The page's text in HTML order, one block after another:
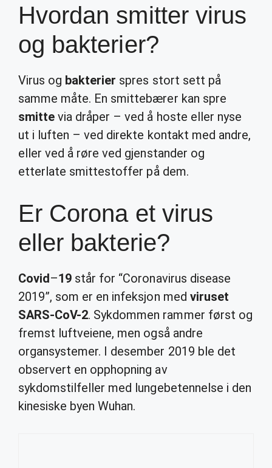
Hvordan smitter virus
og bakterier?
Virus og bakterier spres stort sett på
samme måte. En smittebærer kan spre
smitte via dråper – ved å hoste eller nyse
ut i luften – ved direkte kontakt med andre,
eller ved å røre ved gjenstander og
etterlate smittestoffer på dem.
Er Corona et virus
eller bakterie?
Covid–19 står for “Coronavirus disease
2019”, som er en infeksjon med viruset
SARS-CoV-2. Sykdommen rammer først og
fremst luftveiene, men også andre
organsystemer. I desember 2019 ble det
observert en opphopning av
sykdomstilfeller med lungebetennelse i den
kinesiske byen Wuhan.